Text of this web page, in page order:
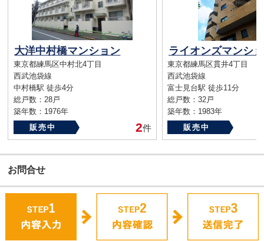
大洋中村橋マンション
東京都練馬区中村北4丁目
西武池袋線
中村橋駅 徒歩4分
総戸数：28戸
築年数：1976年
販売中
2件
東京都練馬区貫井4丁目
西武池袋線
富士見台駅 徒歩11分
総戸数：32戸
築年数：1983年
販売中
お問合せ